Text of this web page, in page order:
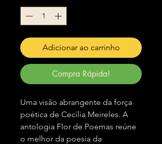
Adicionar ao carrinho
Compra Rápida!
Uma visão abrangente da força
poética de Cecília Meireles. A
antologia Flor de Poemas reúne
o melhor da poesia da